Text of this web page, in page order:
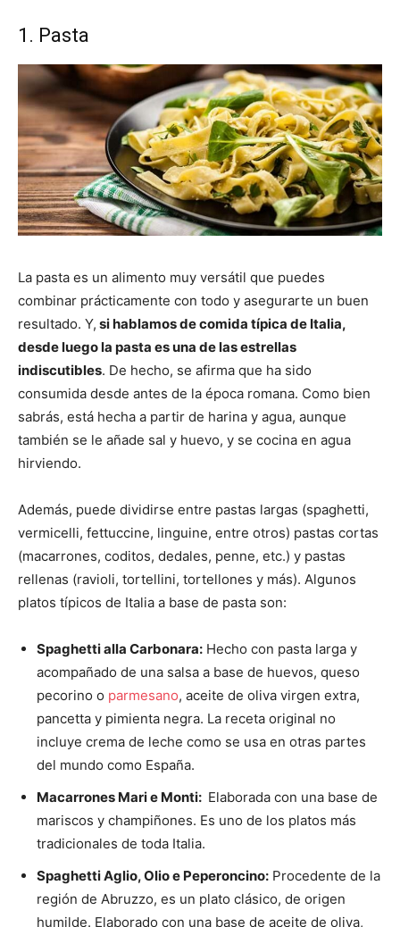
1. Pasta
La pasta es un alimento muy versátil que puedes
combinar prácticamente con todo y asegurarte un buen
resultado. Y, si hablamos de comida típica de Italia,
desde luego la pasta es una de las estrellas
indiscutibles. De hecho, se afirma que ha sido
consumida desde antes de la época romana. Como bien
sabrás, está hecha a partir de harina y agua, aunque
también se le añade sal y huevo, y se cocina en agua
hirviendo.
Además, puede dividirse entre pastas largas (spaghetti,
vermicelli, fettuccine, linguine, entre otros) pastas cortas
(macarrones, coditos, dedales, penne, etc.) y pastas
rellenas (ravioli, tortellini, tortellones y más). Algunos
platos típicos de Italia a base de pasta son:
Spaghetti alla Carbonara: Hecho con pasta larga y
acompañado de una salsa a base de huevos, queso
pecorino o parmesano, aceite de oliva virgen extra,
pancetta y pimienta negra. La receta original no
incluye crema de leche como se usa en otras partes
del mundo como España.
Macarrones Mari e Monti: Elaborada con una base de
mariscos y champiñones. Es uno de los platos más
tradicionales de toda Italia.
Spaghetti Aglio, Olio e Peperoncino: Procedente de la
región de Abruzzo, es un plato clásico, de origen
humilde. Elaborado con una base de aceite de oliva,